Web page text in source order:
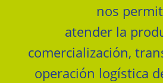
nos
atender la
comercialización,
operación logística